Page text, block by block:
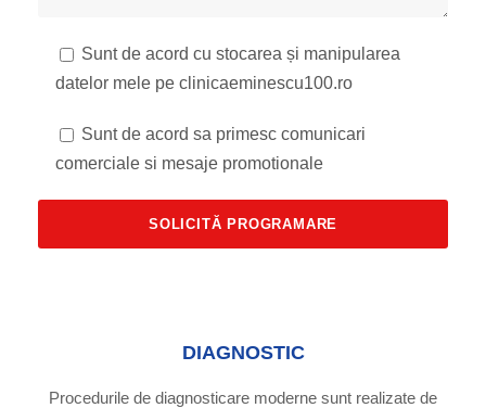
Sunt de acord cu stocarea și manipularea
datelor mele pe clinicaeminescu100.ro
Sunt de acord sa primesc comunicari
comerciale si mesaje promotionale
DIAGNOSTIC
Procedurile de diagnosticare moderne sunt realizate de